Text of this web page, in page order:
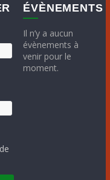
ÉVÈNEMENTS
Il n’y a aucun
évènements à
venir pour le
moment.